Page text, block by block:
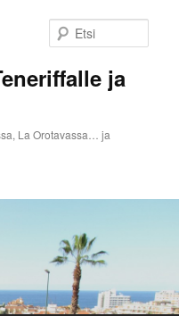
ja
La Orotavassa… ja